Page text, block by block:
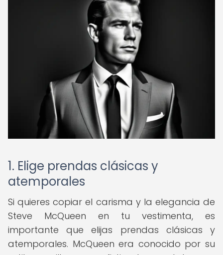
1. Elige prendas clásicas y
atemporales
Si quieres copiar el carisma y la elegancia de
Steve McQueen en tu vestimenta, es
importante que elijas prendas clásicas y
atemporales. McQueen era conocido por su